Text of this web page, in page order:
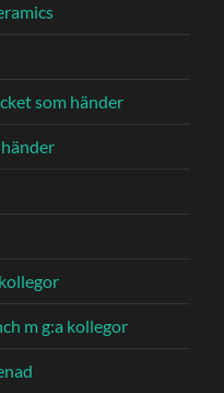
som händer
m g:a kollegor